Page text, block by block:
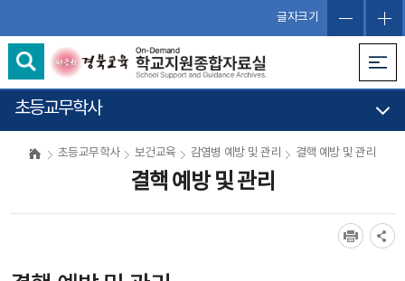
글자크기
초등교무학사
초등교무학사 보건교육 감염병 예방 및 관리 결핵 예방 및 관리
결핵 예방 및 관리